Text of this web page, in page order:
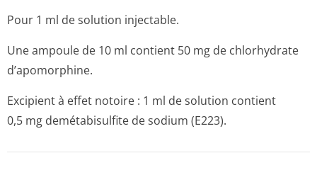
Pour 1 ml de solution injectable.
Une ampoule de 10 ml contient 50 mg de chlorhydrate
d’apomorphine.
Excipient à effet notoire : 1 ml de solution contient
0,5 mg demétabisulfite de sodium (E223).